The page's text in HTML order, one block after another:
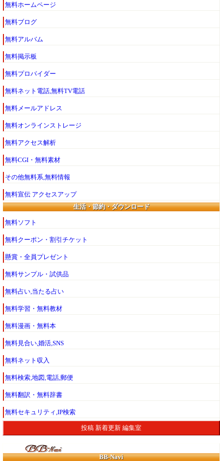
無料ホームページ
無料ブログ
無料アルバム
無料掲示板
無料プロバイダー
無料ネット電話,無料TV電話
無料メールアドレス
無料オンラインストレージ
無料アクセス解析
無料CGI・無料素材
その他無料系,無料情報
無料宣伝 アクセスアップ
生活・節約・ダウンロード
無料ソフト
無料クーポン・割引チケット
懸賞・全員プレゼント
無料サンプル・試供品
無料占い,当たる占い
無料学習・無料教材
無料漫画・無料本
無料見合い,婚活,SNS
無料ネット収入
無料検索,地図,電話,郵便
無料翻訳・無料辞書
無料セキュリティ,IP検索
投稿 新着更新 編集室
BB-Navi